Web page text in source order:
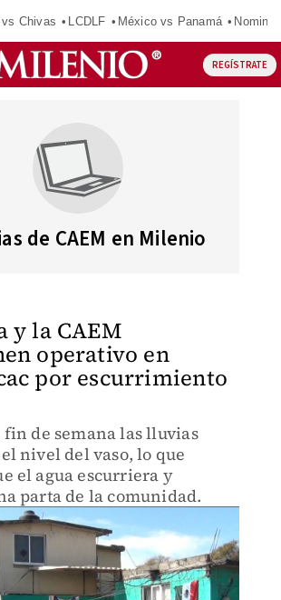
vs Chivas LCDLF México vs Panamá
REGÍSTRATE
de CAEM en Milenio
y la CAEM
operativo en
por escurrimiento
de semana las lluvias
nivel del vaso, lo que
el agua escurriera y
parta de la comunidad.